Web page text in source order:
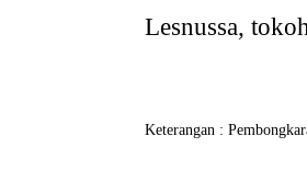
Lesnussa,
Keterangan :